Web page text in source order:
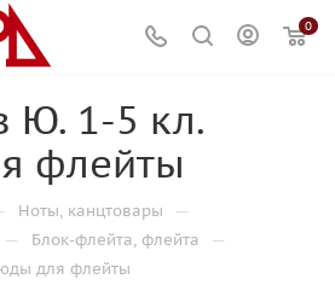
0
Ю. 1-5 кл.
флейты
Ноты, канцтовары —
— Блок-флейта, флейта —
для флейты